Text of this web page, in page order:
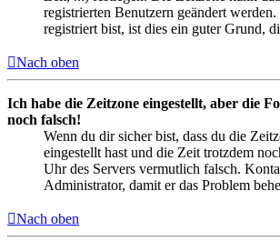
registrierten Benutzern geändert
registriert bist, ist dies ein guter Grund,
Nach oben
Ich habe die Zeitzone eingestellt, aber die
noch falsch!
Wenn du dir sicher bist, dass du die
eingestellt hast und die Zeit trotzdem
Uhr des Servers vermutlich falsch.
Administrator, damit er das Problem
Nach oben